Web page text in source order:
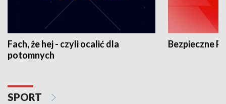
Fach, że hej - czyli ocalić dla
potomnych
Bezpieczne
SPORT